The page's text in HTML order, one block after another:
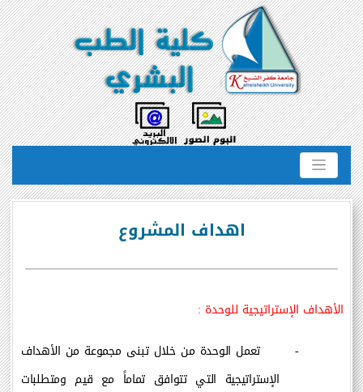
اهداف المشروع
الأهداف الإستراتيجية للوحدة :
-
تعمل الوحدة من خلال تبنى مجموعة من الأهداف
الإستراتيجية التي تتوافق تماماً مع قيم ومتطلبات